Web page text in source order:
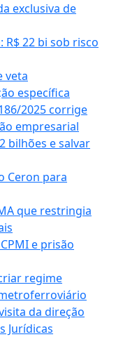
exclusiva de
22 bi sob risco
veta
específica
2025 corrige
empresarial
bilhões e salvar
Ceron para
que restringia
e prisão
regime
da direção
Jurídicas